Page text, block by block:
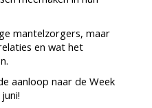
mantelzorgers, maar
en wat het
aanloop naar de Week